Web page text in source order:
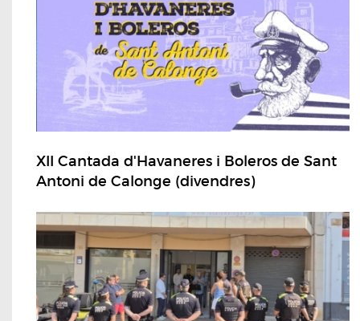
XII Cantada d'Havaneres i Boleros de Sant
Antoni de Calonge (divendres)